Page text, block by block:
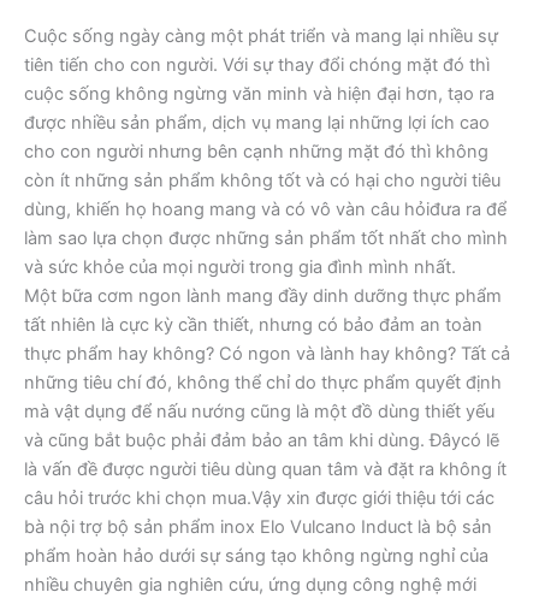
Cuộc sống ngày càng một phát triển và mang lại nhiều sự
tiên tiến cho con người. Với sự thay đổi chóng mặt đó thì
cuộc sống không ngừng văn minh và hiện đại hơn, tạo ra
được nhiều sản phẩm, dịch vụ mang lại những lợi ích cao
cho con người nhưng bên cạnh những mặt đó thì không
còn ít những sản phẩm không tốt và có hại cho người tiêu
dùng, khiến họ hoang mang và có vô vàn câu hỏiđưa ra để
làm sao lựa chọn được những sản phẩm tốt nhất cho mình
và sức khỏe của mọi người trong gia đình mình nhất.
Một bữa cơm ngon lành mang đầy dinh dưỡng thực phẩm
tất nhiên là cực kỳ cần thiết, nhưng có bảo đảm an toàn
thực phẩm hay không? Có ngon và lành hay không? Tất cả
những tiêu chí đó, không thể chỉ do thực phẩm quyết định
mà vật dụng để nấu nướng cũng là một đồ dùng thiết yếu
và cũng bắt buộc phải đảm bảo an tâm khi dùng. Đâycó lẽ
là vấn đề được người tiêu dùng quan tâm và đặt ra không ít
câu hỏi trước khi chọn mua.Vậy xin được giới thiệu tới các
bà nội trợ bộ sản phẩm inox Elo Vulcano Induct là bộ sản
phẩm hoàn hảo dưới sự sáng tạo không ngừng nghỉ của
nhiều chuyên gia nghiên cứu, ứng dụng công nghệ mới